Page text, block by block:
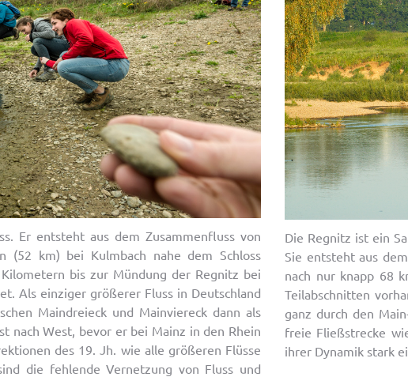
Er entsteht aus dem Zusammenfluss von
(52 km) bei Kulmbach nahe dem Schloss
bis zur Mündung der Regnitz bei
Als einziger größerer Fluss in Deutschland
Maindreieck und Mainviereck dann als
nach West, bevor er bei Mainz in den Rhein
des 19. Jh. wie alle größeren Flüsse
die fehlende Vernetzung von Fluss und
Die Regnitz ist ein
Sie entsteht aus
nach nur knapp 68
Teilabschnitten
ganz durch den
freie Fließstrecke
ihrer Dynamik stark